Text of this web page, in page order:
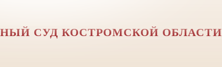
СУД КОСТРОМСКОЙ ОБЛАСТИ